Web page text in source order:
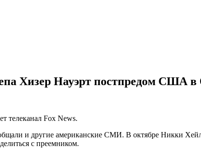
Хизер Науэрт постпредом США
телеканал Fox News.
и другие американские СМИ. В октябре Никки
с преемником.